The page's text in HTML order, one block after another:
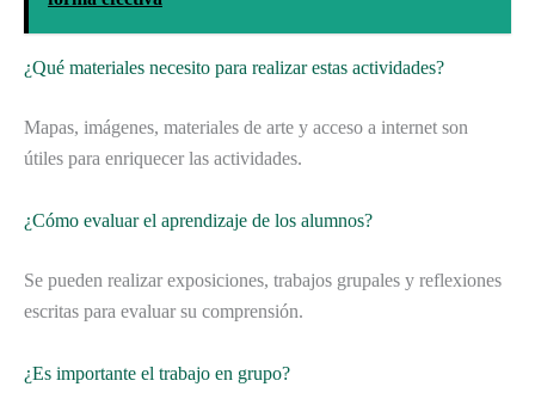
¿Qué materiales necesito para realizar estas actividades?
Mapas, imágenes, materiales de arte y acceso a internet son
útiles para enriquecer las actividades.
¿Cómo evaluar el aprendizaje de los alumnos?
Se pueden realizar exposiciones, trabajos grupales y reflexiones
escritas para evaluar su comprensión.
¿Es importante el trabajo en grupo?